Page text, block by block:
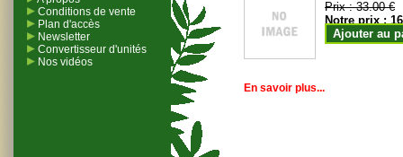
Conditions de vente
Plan d'accès
Newsletter
Convertisseur d'unités
Nos vidéos
Prix :33.00 €
Notre prix :
Ajouter au
En savoir plus...